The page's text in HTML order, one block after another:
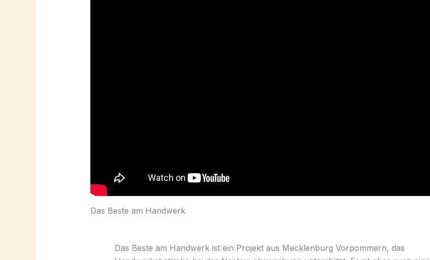
Das Beste am Handwerk
Das Beste am Handwerk ist ein Projekt aus Mecklenburg Vorpommern, das